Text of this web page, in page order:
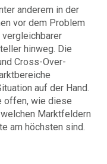
anderem in der
vor dem Problem
hinweg. Die
Cross-Over-
auf der Hand.
offen, wie diese
Marktfeldern
am höchsten sind.